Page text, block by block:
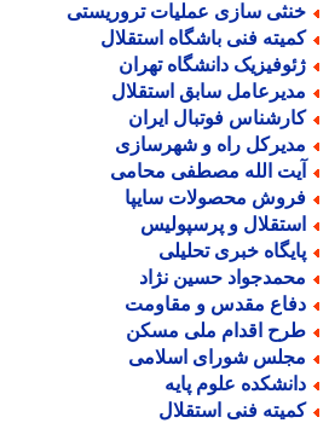
سازی عملیات تروریستی
فنی باشگاه استقلال
دانشگاه تهران
سابق استقلال
فوتبال ایران
راه و شهرسازی
الله مصطفی محامی
محصولات سایپا
و پرسپولیس
خبری تحلیلی
حسین نژاد
مقدس و مقاومت
اقدام ملی مسکن
شورای اسلامی
علوم پایه
فنی استقلال